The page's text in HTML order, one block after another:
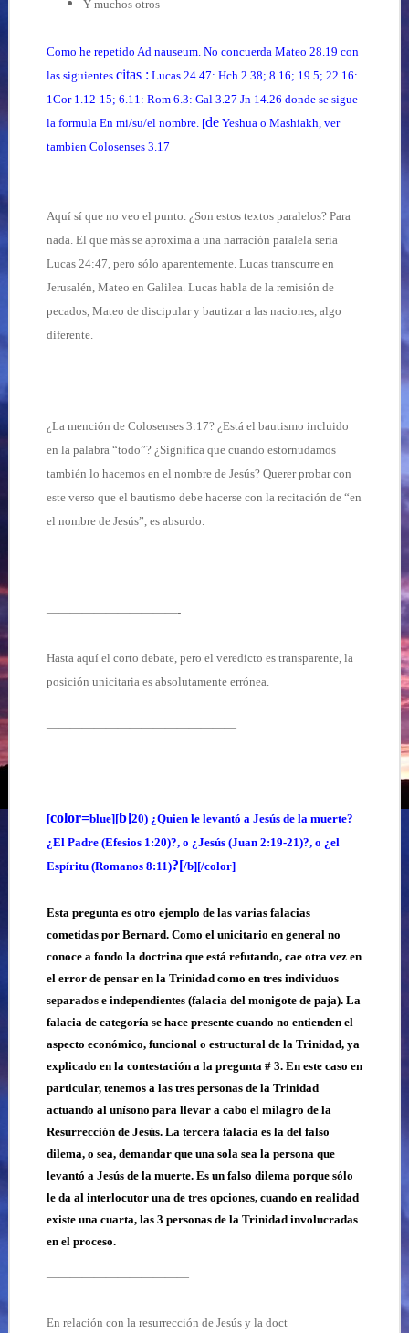
Y muchos otros
Como he repetido Ad nauseum. No concuerda Mateo 28.19 con
las siguientes citas : Lucas 24.47: Hch 2.38; 8.16; 19.5; 22.16:
1Cor 1.12-15; 6.11: Rom 6.3: Gal 3.27 Jn 14.26 donde se sigue
la formula En mi/su/el nombre. [deYeshua o Mashiakh, ver
tambien Colosenses 3.17
Aquí sí que no veo el punto. ¿Son estos textos paralelos? Para
nada. El que más se aproxima a una narración paralela sería
Lucas 24:47, pero sólo aparentemente. Lucas transcurre en
Jerusalén, Mateo en Galilea. Lucas habla de la remisión de
pecados, Mateo de discipular y bautizar a las naciones, algo
diferente.
¿La mención de Colosenses 3:17? ¿Está el bautismo incluido
en la palabra “todo”? ¿Significa que cuando estornudamos
también lo hacemos en el nombre de Jesús? Querer probar con
este verso que el bautismo debe hacerse con la recitación de “en
el nombre de Jesús”, es absurdo.
———————————-
Hasta aquí el corto debate, pero el veredicto es transparente, la
posición unicitaria es absolutamente errónea.
————————————————
[color=blue][b]20) ¿Quien le levantó a Jesús de la muerte?
¿El Padre (Efesios 1:20)?, o ¿Jesús (Juan 2:19-21)?, o ¿el
Espíritu (Romanos 8:11)?[/b][/color]
Esta pregunta es otro ejemplo de las varias falacias
cometidas por Bernard. Como el unicitario en general no
conoce a fondo la doctrina que está refutando, cae otra vez en
el error de pensar en la Trinidad como en tres individuos
separados e independientes (falacia del monigote de paja). La
falacia de categoría se hace presente cuando no entienden el
aspecto económico, funcional o estructural de la Trinidad, ya
explicado en la contestación a la pregunta # 3. En este caso en
particular, tenemos a las tres personas de la Trinidad
actuando al unísono para llevar a cabo el milagro de la
Resurrección de Jesús. La tercera falacia es la del falso
dilema, o sea, demandar que una sola sea la persona que
levantó a Jesús de la muerte. Es un falso dilema porque sólo
le da al interlocutor una de tres opciones, cuando en realidad
existe una cuarta, las 3 personas de la Trinidad involucradas
en el proceso.
————————————
En relación con la resurrección de Jesús y la doct